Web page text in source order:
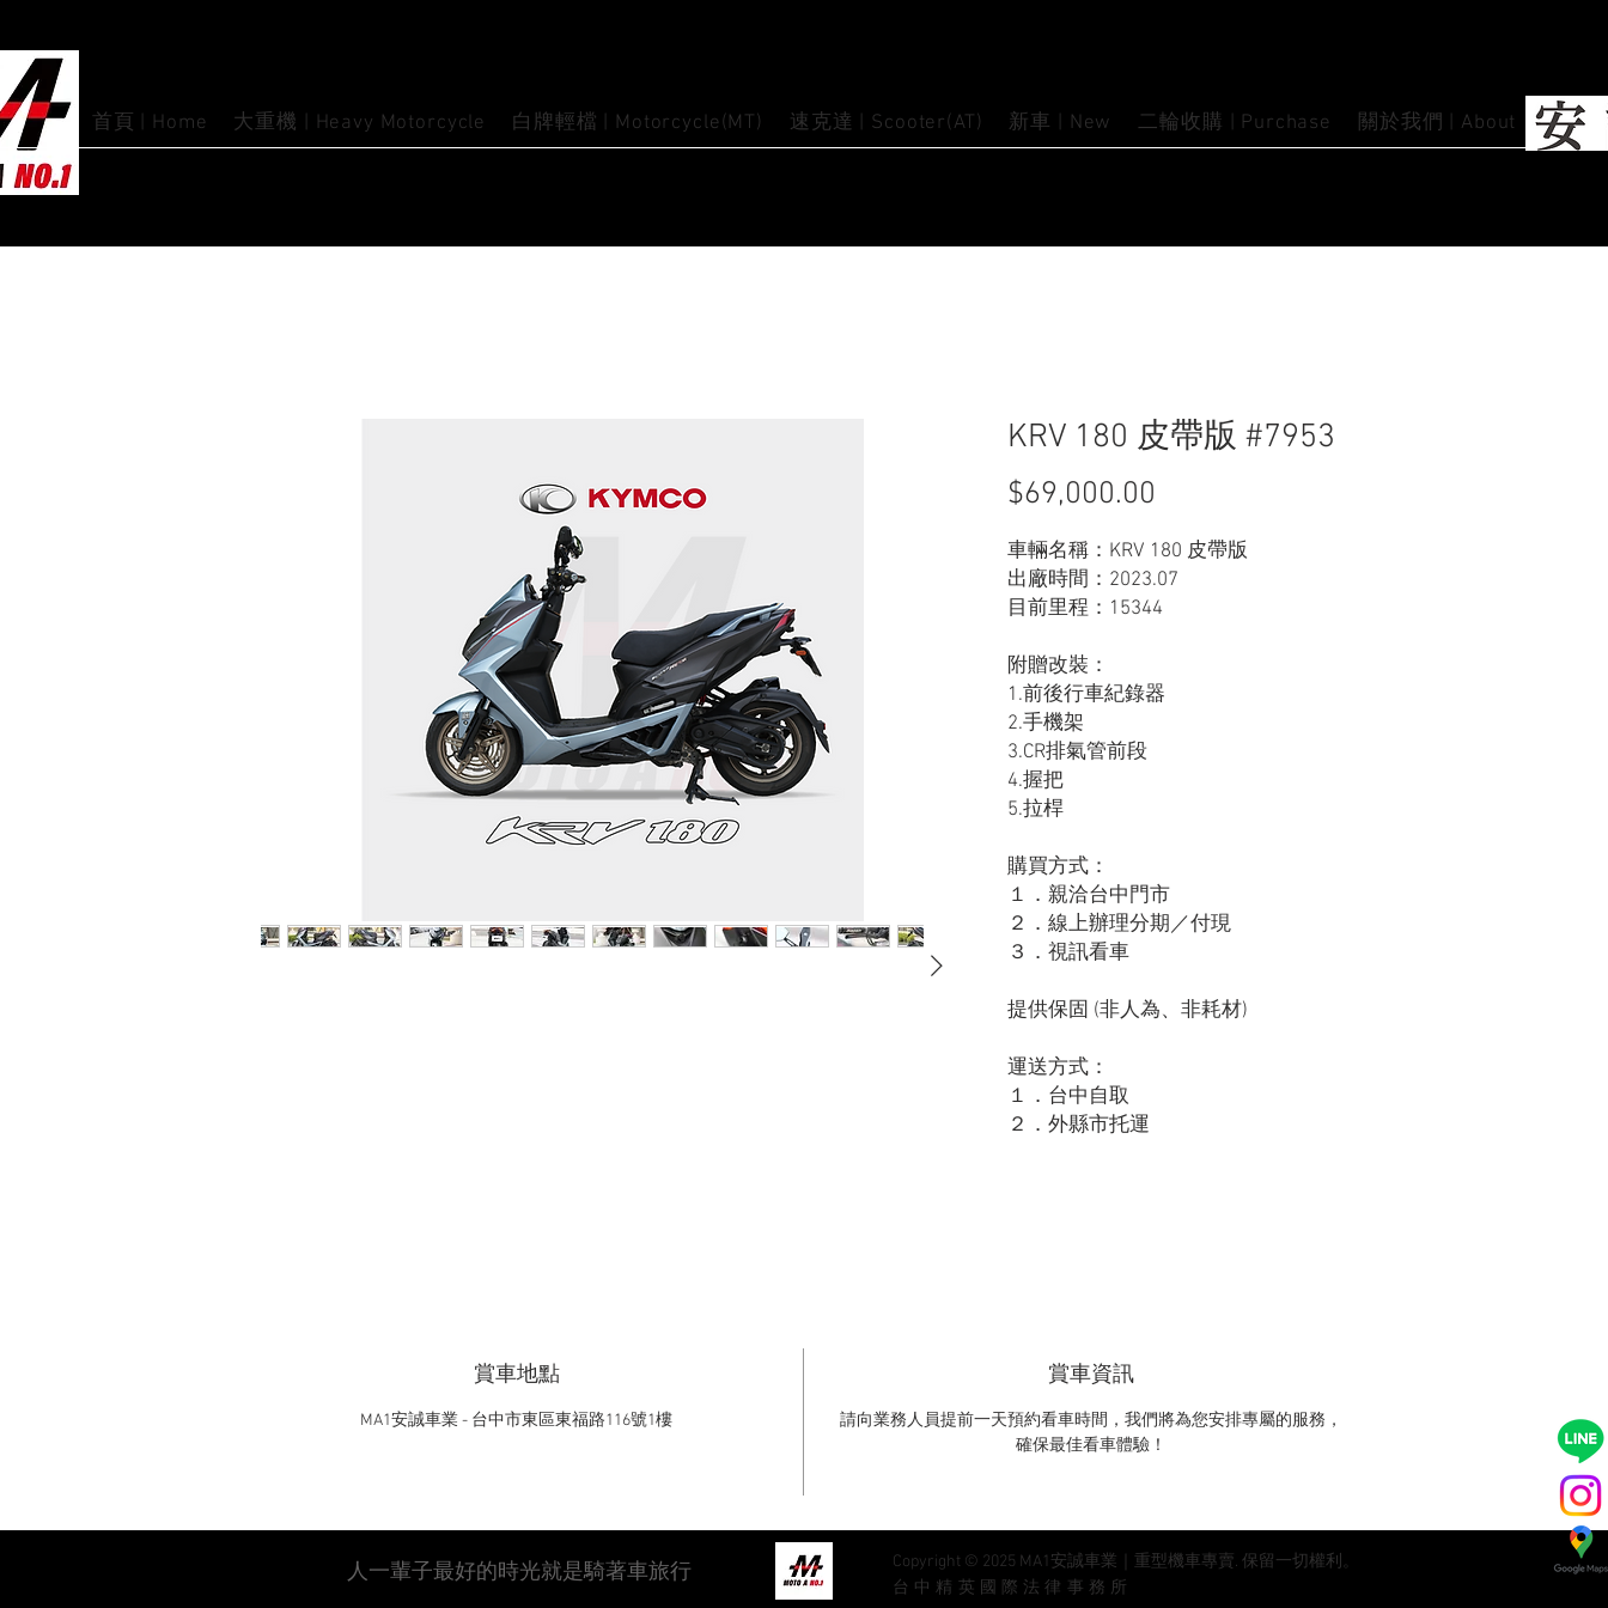
首頁 | Home 大重機 | Heavy Motorcycle 白牌輕檔 | Motorcycle(MT) 速克達 | Scooter(AT) 新車 | New 二輪收購 | Purchase 關於我們 | About
KRV 180 皮帶版 #7953
$69,000.00
格
車輛名稱：KRV 180 皮帶版
出廠時間：2023.07
目前里程：15344
附贈改裝：
1.前後行車紀錄器
2.手機架
3.CR排氣管前段
4.握把
5.拉桿
購買方式：
１．親洽台中門市
２．線上辦理分期／付現
３．視訊看車
提供保固 (非人為、非耗材)
運送方式：
１．台中自取
２．外縣市托運
賞車地點
MA1安誠車業 - 台中市東區東福路116號1樓
賞車資訊
請向業務人員提前一天預約看車時間，我們將為您安排專屬的服務，
確保最佳看車體驗！
人一輩子最好的時光就是騎著車旅行
Copyright © 2025 MA1安誠車業｜重型機車專賣. 保留一切權利。
台中精英國際法律事務所